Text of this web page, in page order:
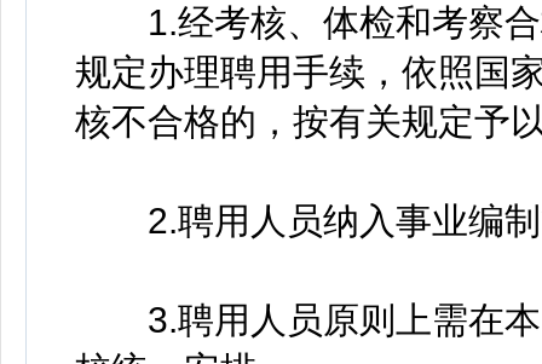
1.经考核、体检和考察合
规定办理聘用手续，依照国
核不合格的，按有关规定予
2.聘用人员纳入事业编制
3.聘用人员原则上需在本